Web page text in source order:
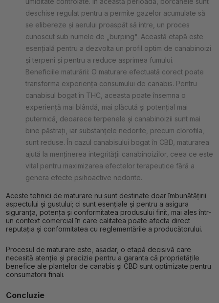
deschise regulat pentru a permite gazelor acumulate să
se elibereze și aerului proaspăt să intre, un proces
cunoscut sub numele de „burping". Această etapă este
esențială pentru a dezvolta un profil optim de canabinoizi
și terpeni și pentru a reduce asprimea fumului.
Beneficiile maturării: O maturare efectuată corect poate
transforma experiența consumului de canabis. Pentru
canabisul bogat în THC, aceasta poate însemna o
experiență mai blândă, mai plăcută și potențial mai
puternică, deoarece terpenele și canabinoizii sunt mai
bine păstrați, iar substanțele nedorite, precum clorofila,
sunt reduse. În cazul canabisului bogat în CBD, maturarea
ajută la menținerea integrității canabinoizilor, ceea ce este
vital pentru maximizarea efectelor terapeutice fără a
genera efecte psihoactive nedorite.
Aceste tehnici de maturare nu sunt destinate doar îmbunătățirii
aspectului și gustului; ci sunt esențiale și pentru a asigura
siguranța, potența și conformitatea produsului finit, mai ales într-
un context comercial în care calitatea poate afecta direct
reputația și conformitatea cu reglementările a producătorului.
Procesul de maturare este, așadar, o etapă decisivă care
necesită atenție și precizie pentru a garanta că proprietățile
benefice ale plantelor de canabis și CBD sunt optimizate pentru
consumatorii finali.
Concluzie